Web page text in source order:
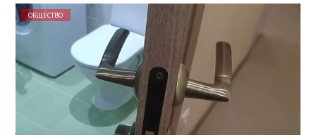
ОБЩЕСТВО